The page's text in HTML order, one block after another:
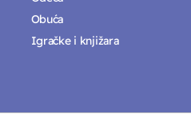
Obuća
Igračke i knjižara